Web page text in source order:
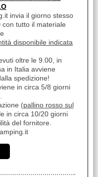
40l. • Realizzato in
Compatto e leggero •
invia il giorno stesso
tutto il materiale
disponibile indicata
oltre le 9.00, in
in Italia avviene
spedizione!
in circa 5/8 giorni
(pallino rosso sul
in circa 10/20 giorni
del fornitore.